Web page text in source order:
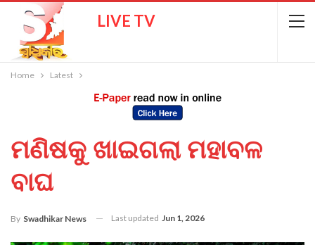
LIVE TV
Home Latest
ମଣିଷକୁ ଖାଇଗଲା ମହାବଳ
ବାଘ
By Swadhikar News Last updated Jun 1, 2026